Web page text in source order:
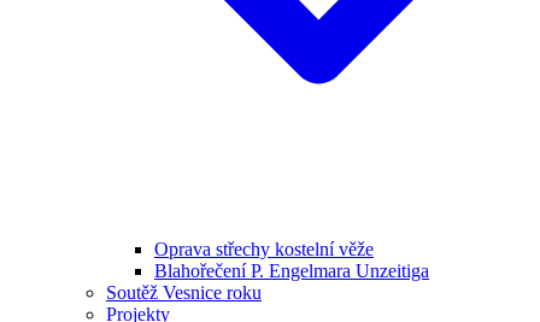
Oprava střechy kostelní věže
Blahořečení P. Engelmara Unzeitiga
Soutěž Vesnice roku
Projekty